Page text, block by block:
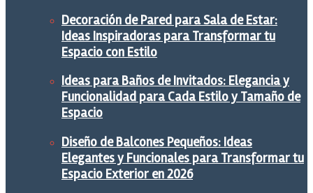
Decoración de Pared para Sala de Estar:
Ideas Inspiradoras para Transformar tu
Espacio con Estilo
Ideas para Baños de Invitados: Elegancia y
Funcionalidad para Cada Estilo y Tamaño de
Espacio
Diseño de Balcones Pequeños: Ideas
Elegantes y Funcionales para Transformar tu
Espacio Exterior en 2026